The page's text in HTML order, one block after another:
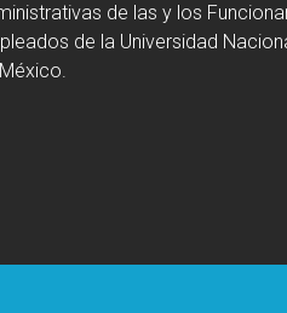
de las y los
de la Universidad